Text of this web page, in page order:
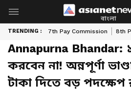
বাংলা
TRENDING : 7th Pay Commission 8th
Annapurna
করবেন না! অন্নপূর্ণা
টাকা দিতে বড় পদক্ষেপ